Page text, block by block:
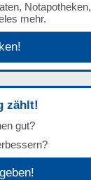
Notapotheken,
mehr.
zählt!
gut?